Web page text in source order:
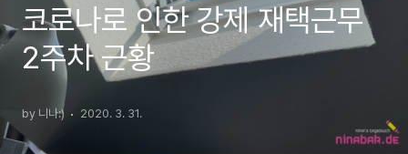
코로나로 인한 강제 재택근무
2주차 근황
by 니나:) 2020. 3. 31.